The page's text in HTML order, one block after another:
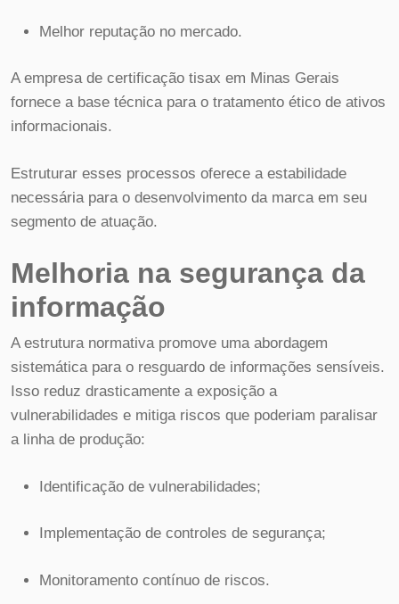
Melhor reputação no mercado.
A empresa de certificação tisax em Minas Gerais
fornece a base técnica para o tratamento ético de ativos
informacionais.
Estruturar esses processos oferece a estabilidade
necessária para o desenvolvimento da marca em seu
segmento de atuação.
Melhoria na segurança da
informação
A estrutura normativa promove uma abordagem
sistemática para o resguardo de informações sensíveis.
Isso reduz drasticamente a exposição a
vulnerabilidades e mitiga riscos que poderiam paralisar
a linha de produção:
Identificação de vulnerabilidades;
Implementação de controles de segurança;
Monitoramento contínuo de riscos.